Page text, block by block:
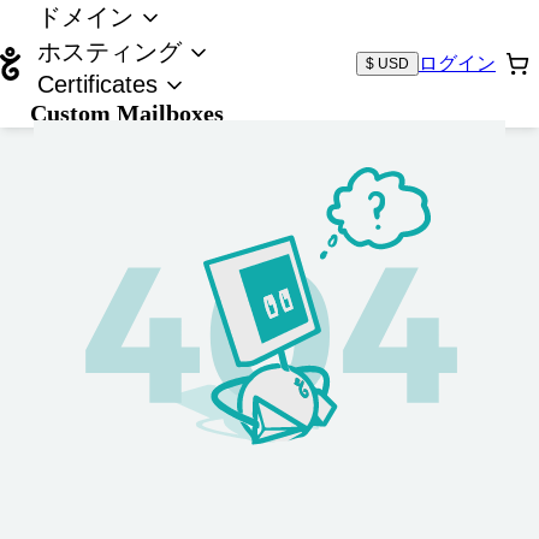
ドメイン
ホスティング
Certificates
Custom Mailboxes
$ USD ログイン